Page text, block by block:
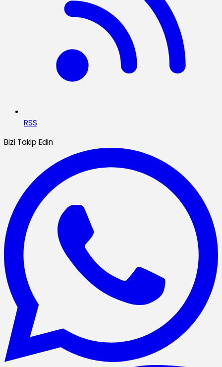
RSS
Bizi Takip Edin